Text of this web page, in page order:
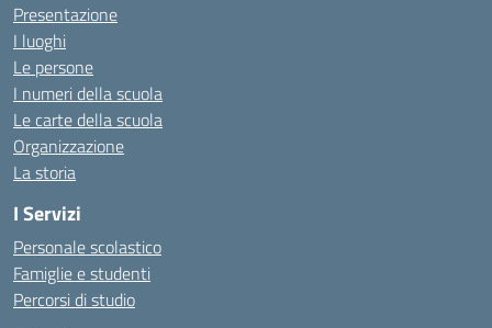
Presentazione
I luoghi
Le persone
I numeri della scuola
Le carte della scuola
Organizzazione
La storia
I Servizi
Personale scolastico
Famiglie e studenti
Percorsi di studio